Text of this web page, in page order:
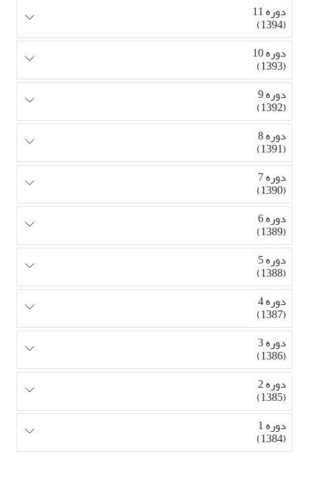
دوره 11
(1394)
دوره 10
(1393)
دوره 9
(1392)
دوره 8
(1391)
دوره 7
(1390)
دوره 6
(1389)
دوره 5
(1388)
دوره 4
(1387)
دوره 3
(1386)
دوره 2
(1385)
دوره 1
(1384)